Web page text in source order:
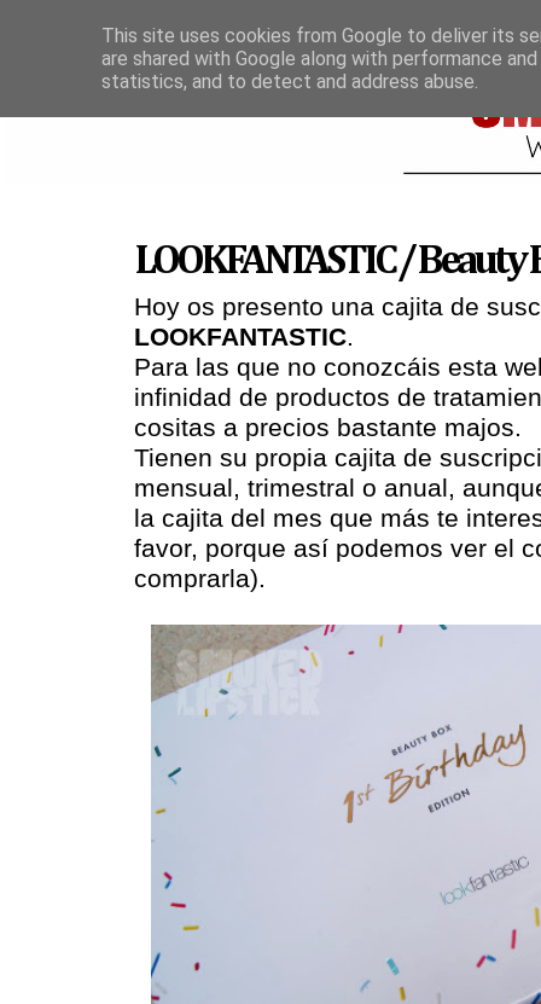
LOOKFANTASTIC /
Hoy os presento una cajita de
LOOKFANTASTIC.
Para las que no conozcáis esta
infinidad de productos de
cositas a precios bastante majos.
Tienen su propia cajita de
mensual, trimestral o anual,
la cajita del mes que más te
favor, porque así podemos ver el
comprarla).
This site uses cookies from Google to deliver its
are shared with Google along with performance
statistics, and to detect and address abuse.